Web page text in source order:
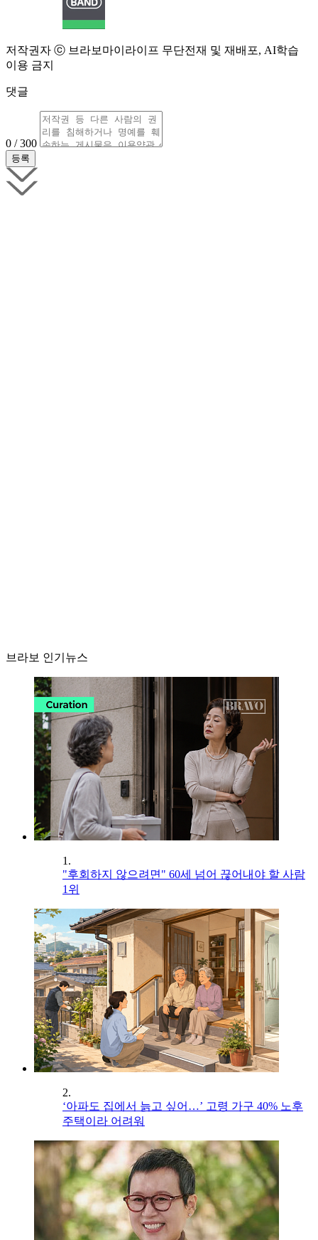
저작권자 ⓒ 브라보마이라이프 무단전재 및 재배포, AI학습
이용 금지
댓글
0 / 300
브라보 인기뉴스
1.
"후회하지 않으려면" 60세 넘어 끊어내야 할 사람
1위
2.
‘아파도 집에서 늙고 싶어…’ 고령 가구 40% 노후
주택이라 어려워